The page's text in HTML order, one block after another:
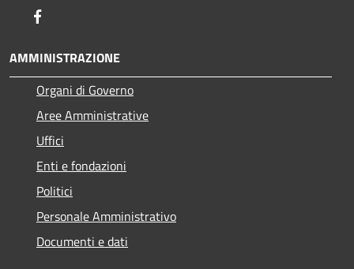
AMMINISTRAZIONE
Organi di Governo
Aree Amministrative
Uffici
Enti e fondazioni
Politici
Personale Amministrativo
Documenti e dati